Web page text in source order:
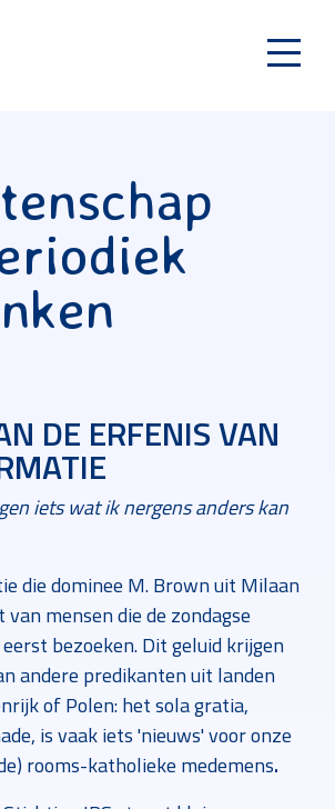
DE ERFENIS VAN
iets wat ik nergens anders kan
die dominee M. Brown uit Milaan
mensen die de zondagse
bezoeken. Dit geluid krijgen
andere predikanten uit landen
of Polen: het sola gratia,
is vaak iets 'nieuws' voor onze
rooms-katholieke medemens.